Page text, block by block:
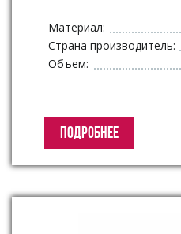
Материал:
Страна производитель:
Объем:
ПОДРОБНЕЕ